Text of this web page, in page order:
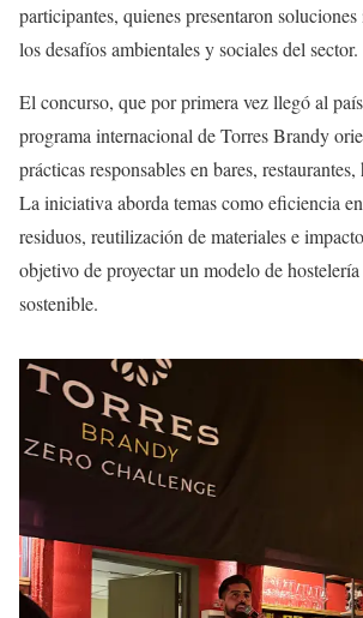
participantes, quienes presentaron
los desafíos ambientales y sociales del sector.
El concurso, que por primera vez llegó al
programa internacional de Torres Brandy
prácticas responsables en bares,
La iniciativa aborda temas como eficiencia
residuos, reutilización de materiales e
objetivo de proyectar un modelo de
sostenible.